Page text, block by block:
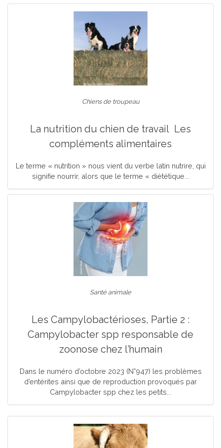
Chiens de troupeau
La nutrition du chien de travail Les
compléments alimentaires
Le terme « nutrition » nous vient du verbe latin nutrire, qui
signifie nourrir, alors que le terme « diététique...
Santé animale
Les Campylobactérioses, Partie 2 :
Campylobacter spp responsable de
zoonose chez l’humain
Dans le numéro d’octobre 2023 (N°947) les problèmes
d’entérites ainsi que de reproduction provoqués par
Campylobacter spp chez les petits...